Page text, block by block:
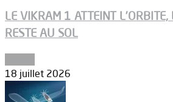
LE VIKRAM 1 ATTEINT
RESTE AU SOL
18 juillet 2026